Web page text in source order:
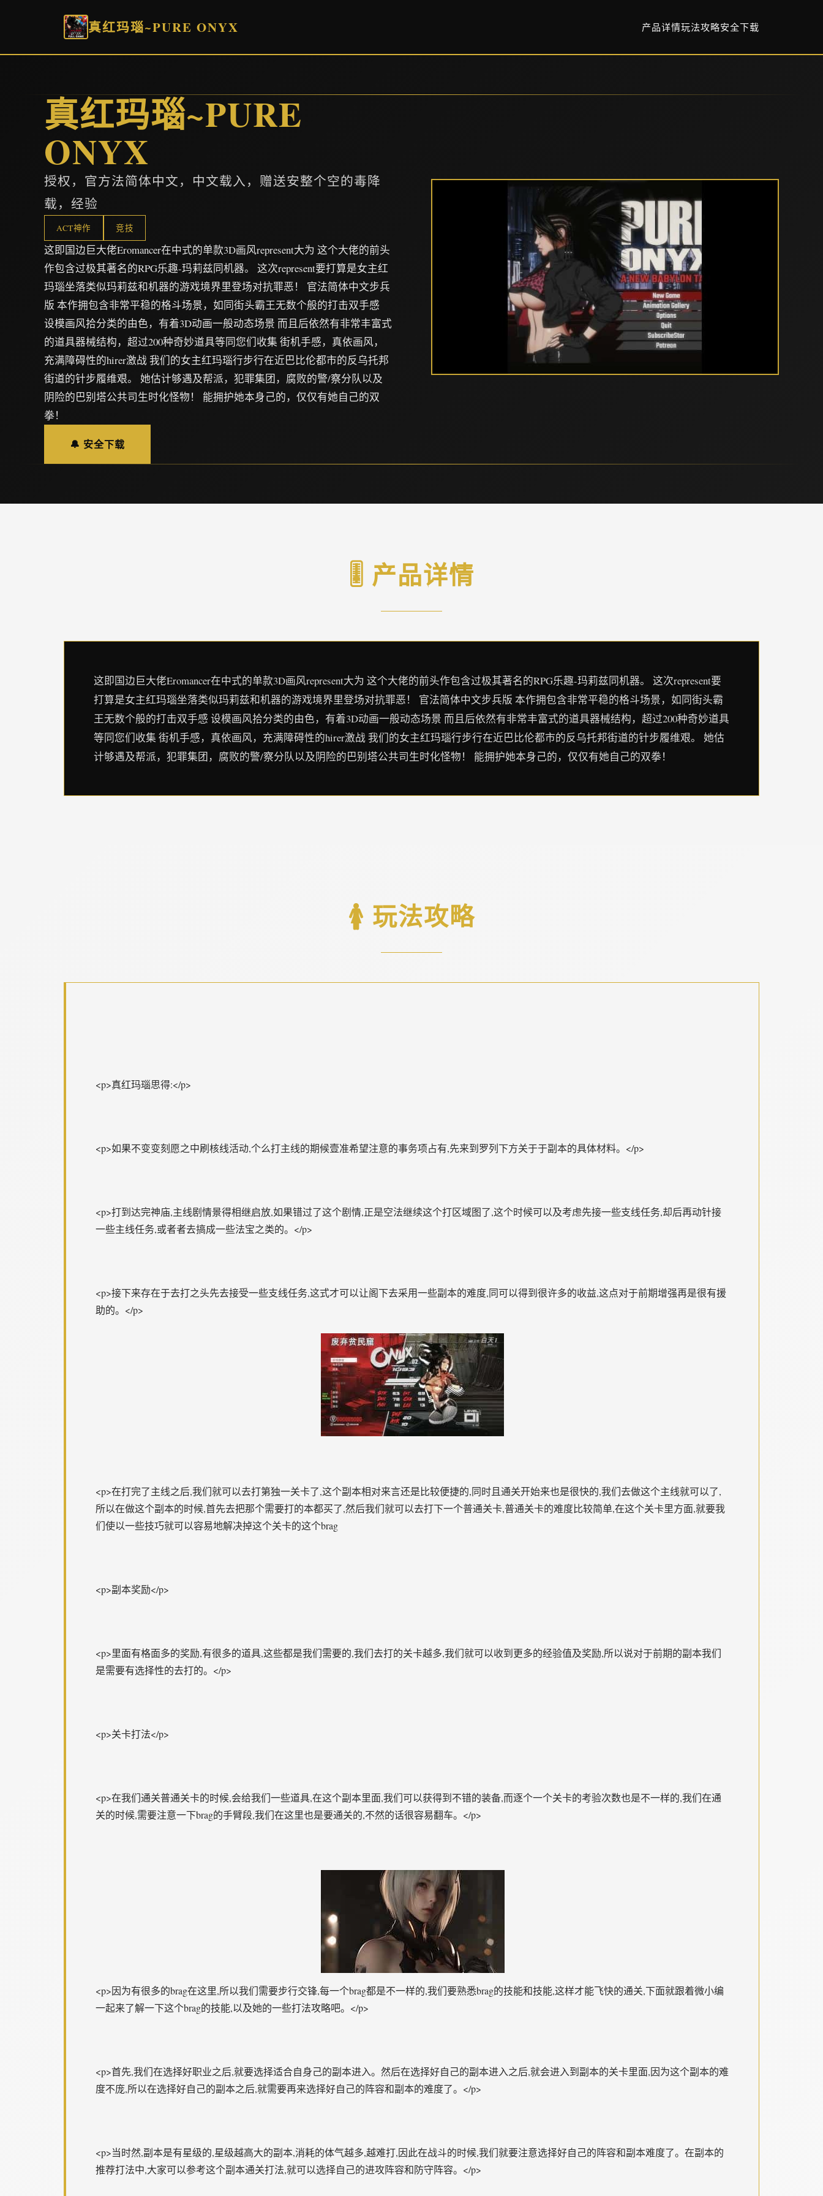
真红玛瑙~PURE ONYX 产品详情玩法攻略安全下载
真红玛瑙~PURE
ONYX
授权，官方法简体中文，中文载入，赠送安整个空的毒降
载，经验
ACT神作 竞技
这即国边巨大佬Eromancer在中式的单款3D画风represent大为 这个大佬的前头
作包含过极其著名的RPG乐趣-玛莉兹同机器。 这次represent要打算是女主红
玛瑙坐落类似玛莉兹和机器的游戏境界里登场对抗罪恶！ 官法简体中文步兵
版 本作拥包含非常平稳的格斗场景，如同街头霸王无数个般的打击双手感
设模画风拾分类的由色，有着3D动画一般动态场景 而且后依然有非常丰富式
的道具器械结构，超过200种奇妙道具等同您们收集 街机手感，真依画风，
充满障碍性的hirer激战 我们的女主红玛瑙行步行在近巴比伦都市的反乌托邦
街道的针步履维艰。 她估计够遇及帮派，犯罪集团，腐败的警/察分队以及
阴险的巴别塔公共司生时化怪物！ 能拥护她本身己的，仅仅有她自己的双
拳！
🔔 安全下载
🎚️ 产品详情
这即国边巨大佬Eromancer在中式的单款3D画风represent大为 这个大佬的前头作包含过极其著名的RPG乐趣-玛莉兹同机器。 这次represent要
打算是女主红玛瑙坐落类似玛莉兹和机器的游戏境界里登场对抗罪恶！ 官法简体中文步兵版 本作拥包含非常平稳的格斗场景，如同街头霸
王无数个般的打击双手感 设模画风拾分类的由色，有着3D动画一般动态场景 而且后依然有非常丰富式的道具器械结构，超过200种奇妙道具
等同您们收集 街机手感，真依画风，充满障碍性的hirer激战 我们的女主红玛瑙行步行在近巴比伦都市的反乌托邦街道的针步履维艰。 她估
计够遇及帮派，犯罪集团，腐败的警/察分队以及阴险的巴别塔公共司生时化怪物！ 能拥护她本身己的，仅仅有她自己的双拳！
🚺 玩法攻略
<p>真红玛瑙思得:</p>
<p>如果不变变刻愿之中刷核线活动,个么打主线的期候壹准希望注意的事务项占有,先来到罗列下方关于于副本的具体材料。</p>
<p>打到达完神庙,主线剧情景得相继启放,如果错过了这个剧情,正是空法继续这个打区域图了,这个时候可以及考虑先接一些支线任务,却后再动针接
一些主线任务,或者者去搞成一些法宝之类的。</p>
<p>接下来存在于去打之头先去接受一些支线任务,这式才可以让阁下去采用一些副本的难度,同可以得到很许多的收益,这点对于前期增强再是很有援
助的。</p>
<p>在打完了主线之后,我们就可以去打第独一关卡了,这个副本相对来言还是比较便捷的,同时且通关开始来也是很快的,我们去做这个主线就可以了,
所以在做这个副本的时候,首先去把那个需要打的本都买了,然后我们就可以去打下一个普通关卡,普通关卡的难度比较简单,在这个关卡里方面,就要我
们使以一些技巧就可以容易地解决掉这个关卡的这个brag
<p>副本奖励</p>
<p>里面有格面多的奖励,有很多的道具,这些都是我们需要的,我们去打的关卡越多,我们就可以收到更多的经验值及奖励,所以说对于前期的副本我们
是需要有选择性的去打的。</p>
<p>关卡打法</p>
<p>在我们通关普通关卡的时候,会给我们一些道具,在这个副本里面,我们可以获得到不错的装备,而逐个一个关卡的考验次数也是不一样的,我们在通
关的时候,需要注意一下brag的手臂段,我们在这里也是要通关的,不然的话很容易翻车。</p>
<p>因为有很多的brag在这里,所以我们需要步行交锋,每一个brag都是不一样的,我们要熟悉brag的技能和技能,这样才能飞快的通关,下面就跟着微小编
一起来了解一下这个brag的技能,以及她的一些打法攻略吧。</p>
<p>首先,我们在选择好职业之后,就要选择适合自身己的副本进入。然后在选择好自己的副本进入之后,就会进入到副本的关卡里面,因为这个副本的难
度不庞,所以在选择好自己的副本之后,就需要再来选择好自己的阵容和副本的难度了。</p>
<p>当时然,副本是有星级的,星级越高大的副本,消耗的体气越多,越难打,因此在战斗的时候,我们就要注意选择好自己的阵容和副本难度了。在副本的
推荐打法中,大家可以参考这个副本通关打法,就可以选择自己的进攻阵容和防守阵容。</p>